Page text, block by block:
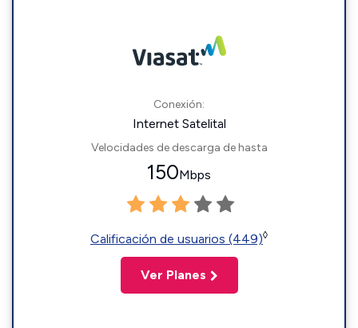
Conexión:
Internet Satelital
Velocidades de descarga de hasta
150Mbps
Calificación de usuarios (449)◊
Ver Planes